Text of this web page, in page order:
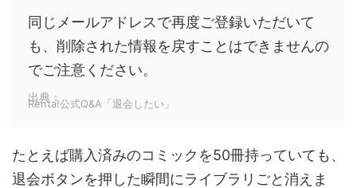
同じメールアドレスで再度ご登録いただいて
も、削除された情報を戻すことはできませんの
でご注意ください。
出典：
Renta!公式Q&A「退会したい」
たとえば購入済みのコミックを50冊持っていても、
退会ボタンを押した瞬間にライブラリごと消えま